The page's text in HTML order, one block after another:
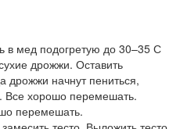
в мед подогретую до 30–35 С
дрожжи. Оставить
дрожжи начнут пениться,
Все хорошо перемешать.
перемешать.